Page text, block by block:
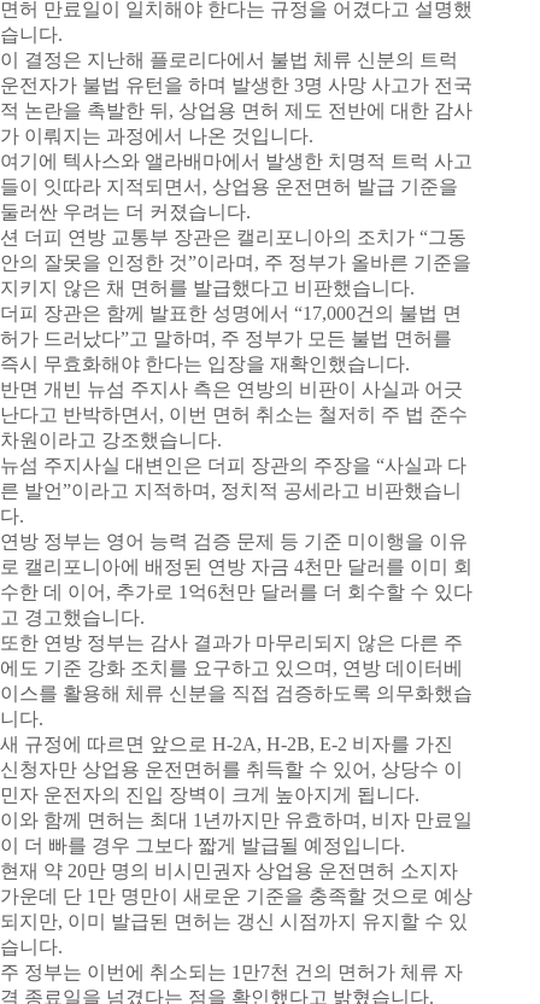
면허 만료일이 일치해야 한다는 규정을 어겼다고 설명했
습니다.
이 결정은 지난해 플로리다에서 불법 체류 신분의 트럭
운전자가 불법 유턴을 하며 발생한 3명 사망 사고가 전국
적 논란을 촉발한 뒤, 상업용 면허 제도 전반에 대한 감사
가 이뤄지는 과정에서 나온 것입니다.
여기에 텍사스와 앨라배마에서 발생한 치명적 트럭 사고
들이 잇따라 지적되면서, 상업용 운전면허 발급 기준을
둘러싼 우려는 더 커졌습니다.
션 더피 연방 교통부 장관은 캘리포니아의 조치가 “그동
안의 잘못을 인정한 것”이라며, 주 정부가 올바른 기준을
지키지 않은 채 면허를 발급했다고 비판했습니다.
더피 장관은 함께 발표한 성명에서 “17,000건의 불법 면
허가 드러났다”고 말하며, 주 정부가 모든 불법 면허를
즉시 무효화해야 한다는 입장을 재확인했습니다.
반면 개빈 뉴섬 주지사 측은 연방의 비판이 사실과 어긋
난다고 반박하면서, 이번 면허 취소는 철저히 주 법 준수
차원이라고 강조했습니다.
뉴섬 주지사실 대변인은 더피 장관의 주장을 “사실과 다
른 발언”이라고 지적하며, 정치적 공세라고 비판했습니
다.
연방 정부는 영어 능력 검증 문제 등 기준 미이행을 이유
로 캘리포니아에 배정된 연방 자금 4천만 달러를 이미 회
수한 데 이어, 추가로 1억6천만 달러를 더 회수할 수 있다
고 경고했습니다.
또한 연방 정부는 감사 결과가 마무리되지 않은 다른 주
에도 기준 강화 조치를 요구하고 있으며, 연방 데이터베
이스를 활용해 체류 신분을 직접 검증하도록 의무화했습
니다.
새 규정에 따르면 앞으로 H-2A, H-2B, E-2 비자를 가진
신청자만 상업용 운전면허를 취득할 수 있어, 상당수 이
민자 운전자의 진입 장벽이 크게 높아지게 됩니다.
이와 함께 면허는 최대 1년까지만 유효하며, 비자 만료일
이 더 빠를 경우 그보다 짧게 발급될 예정입니다.
현재 약 20만 명의 비시민권자 상업용 운전면허 소지자
가운데 단 1만 명만이 새로운 기준을 충족할 것으로 예상
되지만, 이미 발급된 면허는 갱신 시점까지 유지할 수 있
습니다.
주 정부는 이번에 취소되는 1만7천 건의 면허가 체류 자
격 종료일을 넘겼다는 점을 확인했다고 밝혔습니다.